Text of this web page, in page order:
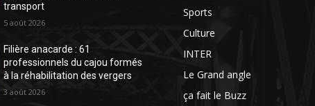
transport
5 août 2026
Filière anacarde : 61
professionnels du cajou formés
à la réhabilitation des vergers
3 août 2026
Sports
Culture
INTER
Le Grand angle
ça fait le Buzz